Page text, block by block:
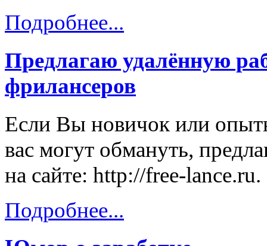
Подробнее...
Предлагаю удалённую
фрилансеров
Если Вы новичок или
вас могут обмануть,
на сайте: http://free-lance.ru.
Подробнее...